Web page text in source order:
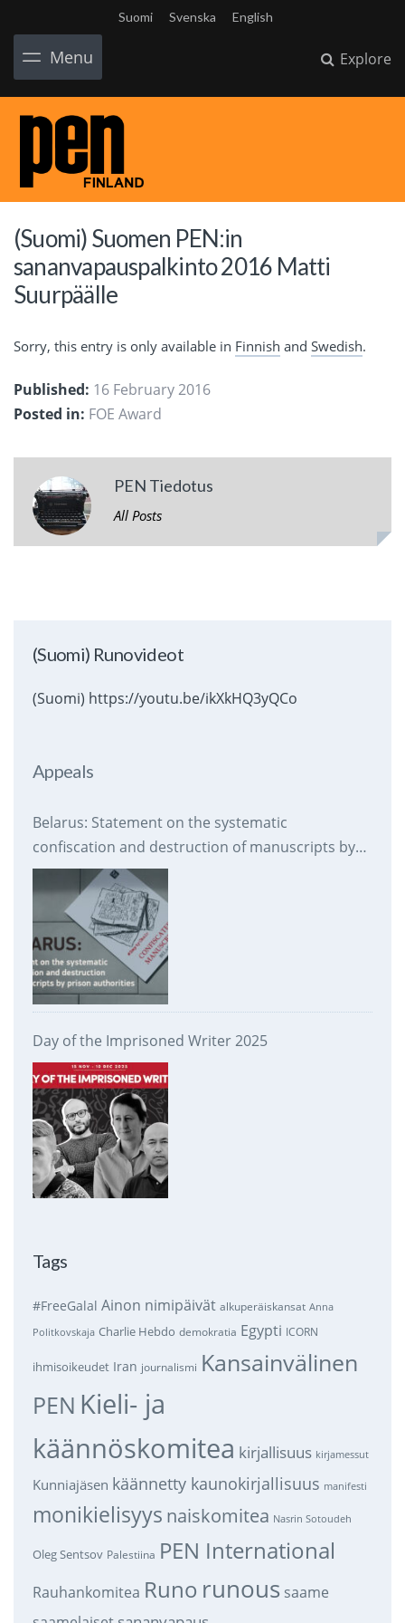
Suomi Svenska English
Menu Explore
(Suomi) Suomen PEN:in
sananvapauspalkinto 2016 Matti
Suurpäälle
Sorry, this entry is only available in Finnish and Swedish.
Published: 16 February 2016
Posted in: FOE Award
PEN Tiedotus
All Posts
(Suomi) Runovideot
(Suomi) https://youtu.be/ikXkHQ3yQCo
Appeals
Belarus: Statement on the systematic
confiscation and destruction of manuscripts by
prison authorities
Day of the Imprisoned Writer 2025
Tags
#FreeGalal Ainon nimipäivät alkuperäiskansat Anna
Politkovskaja Charlie Hebdo demokratia Egypti ICORN
ihmisoikeudet Iran journalismi Kansainvälinen
PEN Kieli- ja
käännöskomitea kirjallisuus kirjamessut
Kunniajäsen käännetty kaunokirjallisuus manifesti
monikielisyys naiskomitea Nasrin Sotoudeh
Oleg Sentsov Palestiina PEN International
Rauhankomitea Runo runous saame